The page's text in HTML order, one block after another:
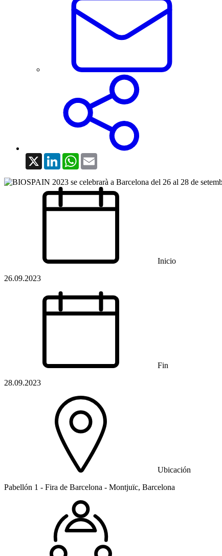
X LinkedInWhatsApp
Inicio
26.09.2023
Fin
28.09.2023
Ubicación
Pabellón 1 - Fira de Barcelona - Montjuïc, Barcelona